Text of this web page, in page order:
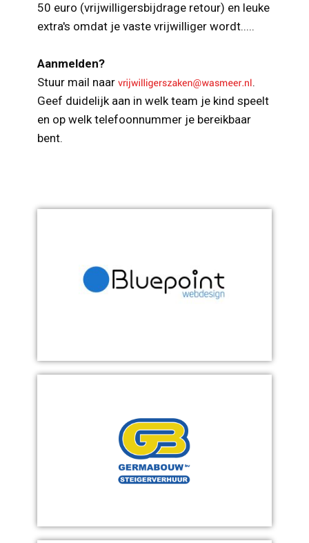
50 euro (vrijwilligersbijdrage retour) en leuke
extra's omdat je vaste vrijwilliger wordt.....
Aanmelden?
Stuur mail naar
.
Geef duidelijk aan in welk team je kind speelt
en op welk telefoonnummer je bereikbaar
bent.